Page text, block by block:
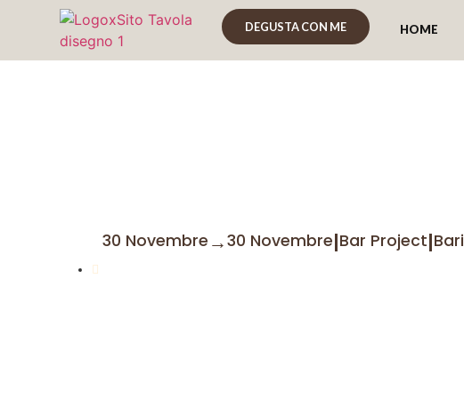
HOME
DEGUSTA CON ME
30 Novembre →30 Novembre|Bar Project|Bari